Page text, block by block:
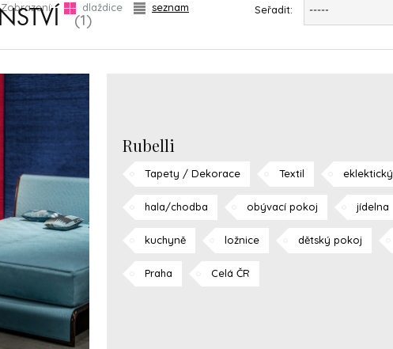
(1)
Zobrazení: dlaždice seznam Seřadit: -----
Rubelli
Tapety / Dekorace Textil eklektický
hala/chodba obývací pokoj jídelna
kuchyně ložnice dětský pokoj
Praha Celá ČR